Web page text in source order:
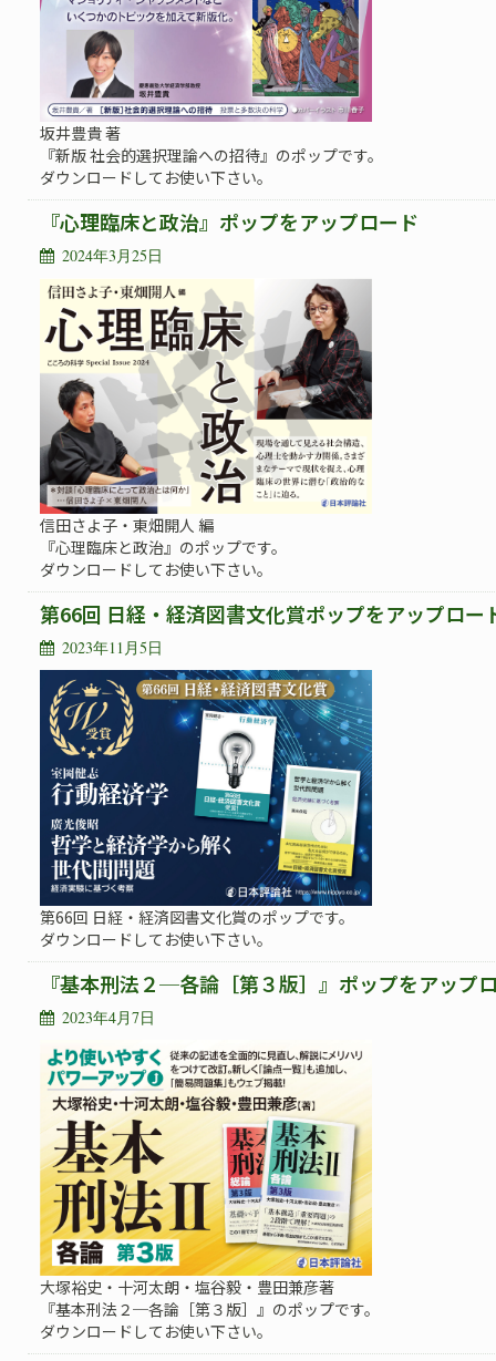
坂井豊貴 著
『新版 社会的選択理論への招待』のポップです。
ダウンロードしてお使い下さい。
『心理臨床と政治』ポップをアップロード
2024年3月25日
信田さよ子・東畑開人 編
『心理臨床と政治』のポップです。
ダウンロードしてお使い下さい。
第66回 日経・経済図書文化賞ポップをアップロー
2023年11月5日
第66回 日経・経済図書文化賞のポップです。
ダウンロードしてお使い下さい。
『基本刑法２─各論［第３版］』ポップをアップ
2023年4月7日
大塚裕史・十河太朗・塩谷毅・豊田兼彦著
『基本刑法２─各論［第３版］』のポップです。
ダウンロードしてお使い下さい。